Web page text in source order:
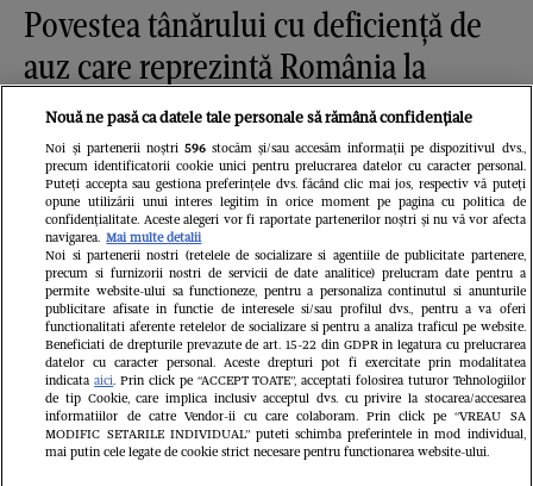
Povestea tânărului cu deficiență de
auz care reprezintă România la
concursuri mondiale de frumusețe:
„Limitele există doar atunci când
renunțăm la visurile noastre”
Nouă ne pasă ca datele tale personale să rămână confidențiale
Noi și partenerii noștri 596stocăm și/sau accesăm informații pe dispozitivul dvs.,
precum identificatorii cookie unici pentru prelucrarea datelor cu caracter personal.
Puteți accepta sau gestiona preferințele dvs. făcând clic mai jos, respectiv vă puteți
opune utilizării unui interes legitim în orice moment pe pagina cu politica de
confidențialitate. Aceste alegeri vor fi raportate partenerilor noștri și nu vă vor afecta
navigarea. Mai multe detalii
Noi si partenerii nostri (retelele de socializare si agentiile de publicitate partenere,
precum si furnizorii nostri de servicii de date analitice) prelucram date pentru a
permite website-ului sa functioneze, pentru a personaliza continutul si anunturile
publicitare afisate in functie de interesele si/sau profilul dvs., pentru a va oferi
functionalitati aferente retelelor de socializare si pentru a analiza traficul pe website.
Beneficiati de drepturile prevazute de art. 15-22 din GDPR in legatura cu prelucrarea
datelor cu caracter personal. Aceste drepturi pot fi exercitate prin modalitatea
indicataaici. Prin click pe “ACCEPT TOATE”, acceptati folosirea tuturor Tehnologiilor
de tip Cookie, care implica inclusiv acceptul dvs. cu privire la stocarea/accesarea
informatiilor de catre Vendor-ii cu care colaboram. Prin click pe “VREAU SA
MODIFIC SETARILE INDIVIDUAL” puteti schimba preferintele in mod individual,
mai putin cele legate de cookie strict necesare pentru functionarea website-ului.